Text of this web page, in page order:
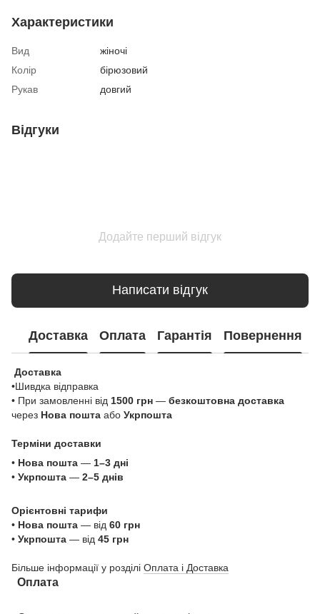
Характеристики
Вид
жіночі
Колір
бірюзовий
Рукав
довгий
Відгуки
Додайте перший відгук
Написати відгук
Доставка Оплата Гарантія Повернення
Доставка
•Шивдка відправка
• При замовленні від 1500 грн — безкоштовна доставка
через Нова пошта або Укрпошта
Терміни доставки
• Нова пошта — 1–3 дні
• Укрпошта — 2–5 днів
Орієнтовні тарифи
• Нова пошта — від 60 грн
• Укрпошта — від 45 грн
Більше інформації у розділі Оплата і Доставка
Оплата